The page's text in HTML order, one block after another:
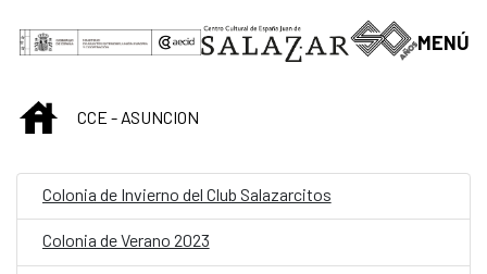
MENÚ
INICIOCCE - ASUNCION
Colonia de Invierno del Club Salazarcitos
Colonia de Verano 2023